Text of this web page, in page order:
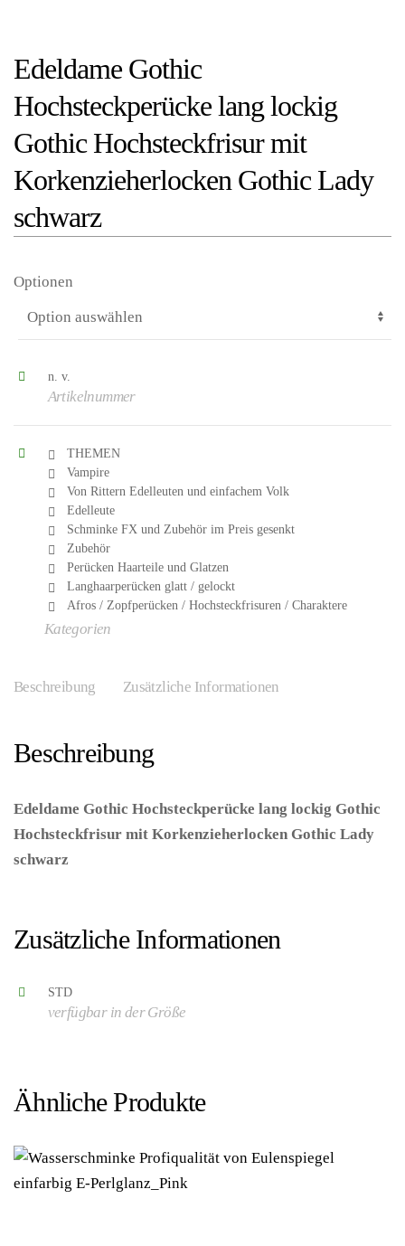
Edeldame Gothic
Hochsteckperücke lang lockig
Gothic Hochsteckfrisur mit
Korkenzieherlocken Gothic Lady
schwarz
Optionen
n. v.
Artikelnummer
THEMEN
Vampire
Von Rittern Edelleuten und einfachem Volk
Edelleute
Schminke FX und Zubehör im Preis gesenkt
Zubehör
Perücken Haarteile und Glatzen
Langhaarperücken glatt / gelockt
Afros / Zopfperücken / Hochsteckfrisuren / Charaktere
Kategorien
Beschreibung Zusätzliche Informationen
Beschreibung
Edeldame Gothic Hochsteckperücke lang lockig Gothic
Hochsteckfrisur mit Korkenzieherlocken Gothic Lady
schwarz
Zusätzliche Informationen
STD
verfügbar in der Größe
Ähnliche Produkte